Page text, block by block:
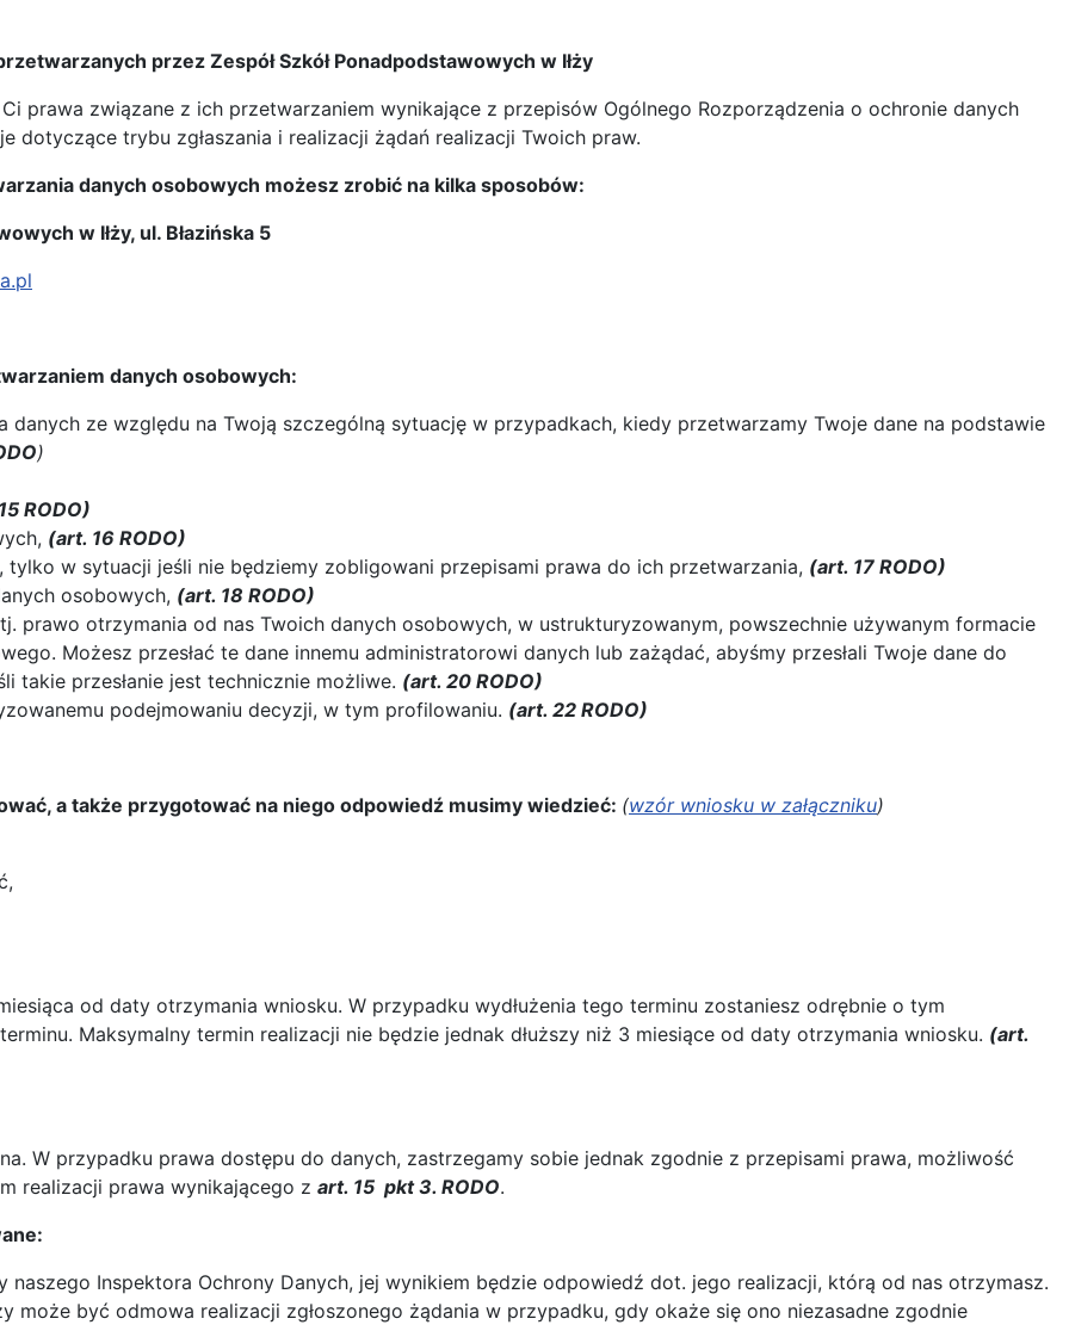
przez Zespół Szkół Ponadpodstawowych w Iłży
prawa związane z ich przetwarzaniem wynikające z przepisów Ogólnego Rozporządzenia o ochronie danych
dotyczące trybu zgłaszania i realizacji żądań realizacji Twoich praw.
danych osobowych możesz zrobić na kilka sposobów:
w Iłży, ul. Błazińska 5
danych osobowych:
ze względu na Twoją szczególną sytuację w przypadkach, kiedy przetwarzamy Twoje dane na podstawie
)
RODO)
(art. 16 RODO)
w sytuacji jeśli nie będziemy zobligowani przepisami prawa do ich przetwarzania, (art. 17 RODO)
osobowych, (art. 18 RODO)
prawo otrzymania od nas Twoich danych osobowych, w ustrukturyzowanym, powszechnie używanym formacie
Możesz przesłać te dane innemu administratorowi danych lub zażądać, abyśmy przesłali Twoje dane do
takie przesłanie jest technicznie możliwe. (art. 20 RODO)
podejmowaniu decyzji, w tym profilowaniu. (art. 22 RODO)
a także przygotować na niego odpowiedź musimy wiedzieć: (wzór wniosku w załączniku)
od daty otrzymania wniosku. W przypadku wydłużenia tego terminu zostaniesz odrębnie o tym
Maksymalny termin realizacji nie będzie jednak dłuższy niż 3 miesiące od daty otrzymania wniosku. (art.
W przypadku prawa dostępu do danych, zastrzegamy sobie jednak zgodnie z przepisami prawa, możliwość
realizacji prawa wynikającego z art. 15 pkt 3. RODO.
naszego Inspektora Ochrony Danych, jej wynikiem będzie odpowiedź dot. jego realizacji, którą od nas otrzymasz.
może być odmowa realizacji zgłoszonego żądania w przypadku, gdy okaże się ono niezasadne zgodnie